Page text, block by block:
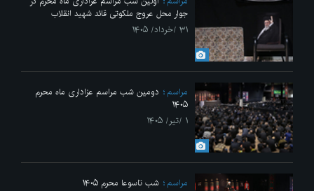
جوار محل عروج ملکوتی قائد شهید انقلاب
۳۱ /خرداد/ ۱۴۰۵
مراسم
دومین شب مراسم عزاداری ماه محرم
۱۴۰۵
۱ /تیر/ ۱۴۰۵
مراسم
شب تاسوعا محرم ۱۴۰۵